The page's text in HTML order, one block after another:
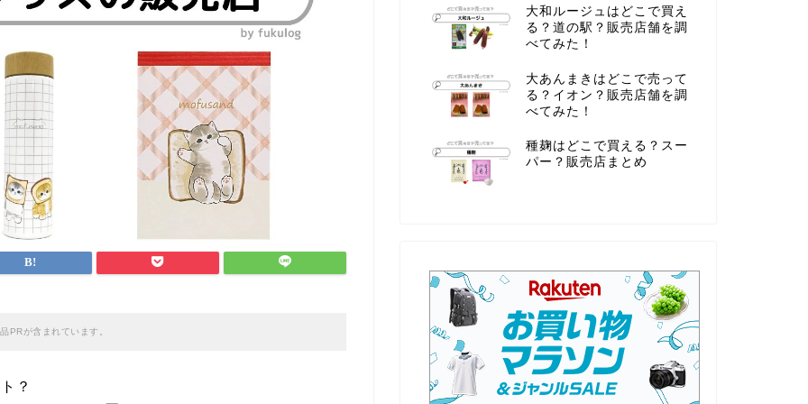
PRが含まれています。
？
大和ルージュはどこで買え
る？道の駅？販売店舗を調
べてみた！
大あんまきはどこで売って
る？イオン？販売店舗を調
べてみた！
種麹はどこで買える？スー
パー？販売店まとめ